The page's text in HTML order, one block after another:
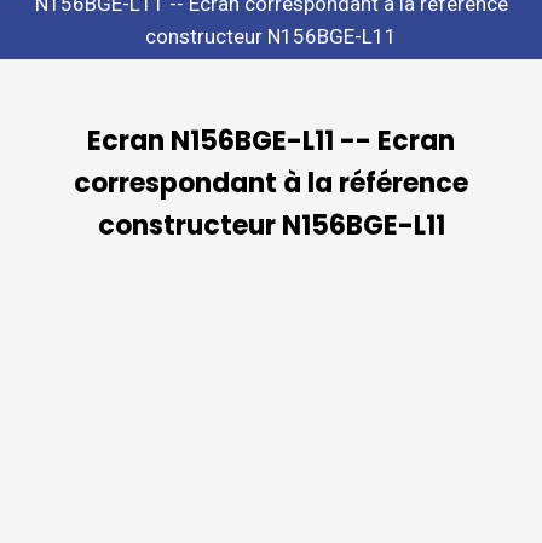
constructeur N156BGE-L11
Ecran N156BGE-L11 -- Ecran
correspondant à la référence
constructeur N156BGE-L11